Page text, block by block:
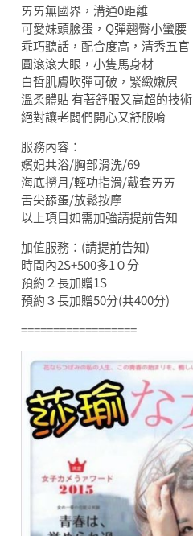
ㄞㄞ無國界，溝通0距離
可愛妹頭臉蛋，Q彈翹臀小蠻腰
乖巧聽話，配合度高，清秀五官
圓滾滾大眼，小隻馬身材
白皙肌膚吹彈可破，緊緻嫩屄
溫柔體貼 有著舒服又高超的技術
絕對讓老闆們開心又舒服唷
服務內容：
嬪妃共浴/胸部滑洗/69
海底撈月/輕功指滑/戴套ㄞㄞ
舌尖舔蛋/放鬆按摩
以上項目如需加強請提前告知
加值服務：(請提前告知)
時間內2S+500多1０分
預約２長加贈1S
預約３長加贈50分(共400分)
==================